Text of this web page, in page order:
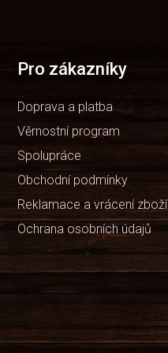
Pro zákazníky
Doprava a platba
Věrnostní program
Spolupráce
Obchodní podmínky
Reklamace a vrácení zboží
Ochrana osobních údajů